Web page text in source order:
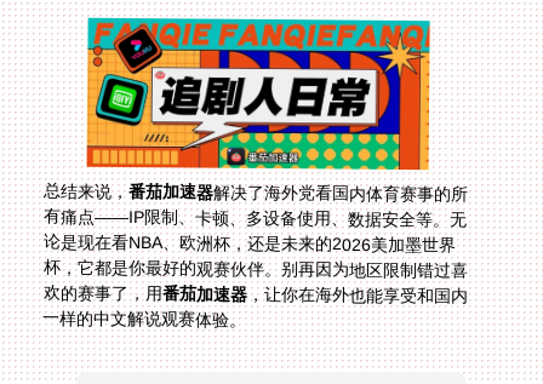
总结来说，番茄加速器解决了海外党看国内体育赛事的所
有痛点——IP限制、卡顿、多设备使用、数据安全等。无
论是现在看NBA、欧洲杯，还是未来的2026美加墨世界
杯，它都是你最好的观赛伙伴。别再因为地区限制错过喜
欢的赛事了，用番茄加速器，让你在海外也能享受和国内
一样的中文解说观赛体验。